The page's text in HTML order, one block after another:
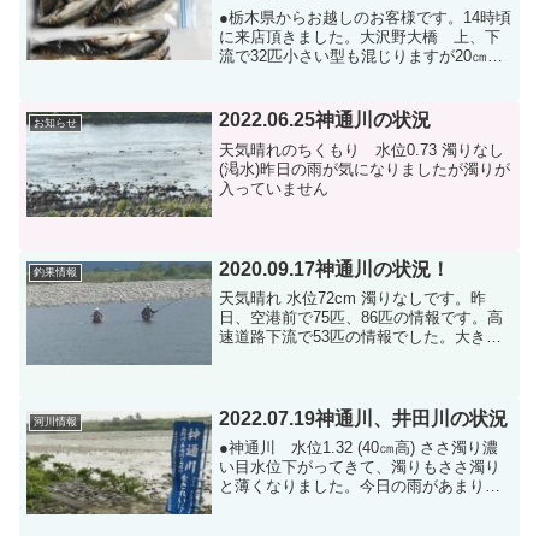
●栃木県からお越しのお客様です。14時頃
に来店頂きました。大沢野大橋 上、下
流で32匹小さい型も混じりますが20㎝以
程の情報を頂きました。垢は大丈夫だっ
たそうです。...
お知らせ 2022.06.25神通川の状況
天気晴れのちくもり 水位0.73 濁りなし
(渇水)昨日の雨が気になりましたが濁りが
入っていません
釣果情報 2020.09.17神通川の状況！
天気晴れ 水位72cm 濁りなしです。昨
日、空港前で75匹、86匹の情報です。高
速道路下流で53匹の情報でした。大きい
雨も降る...
河川情報 2022.07.19神通川、井田川の状況
●神通川 水位1.32 (40㎝高) ささ濁り濃
い目水位下がってきて、濁りもささ濁り
と薄くなりました。今日の雨があまり降